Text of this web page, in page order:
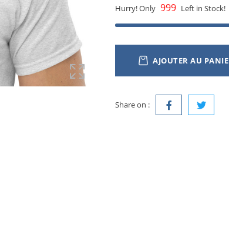
Hurry! Only 999 Left in Stock!
AJOUTER AU
Share on :